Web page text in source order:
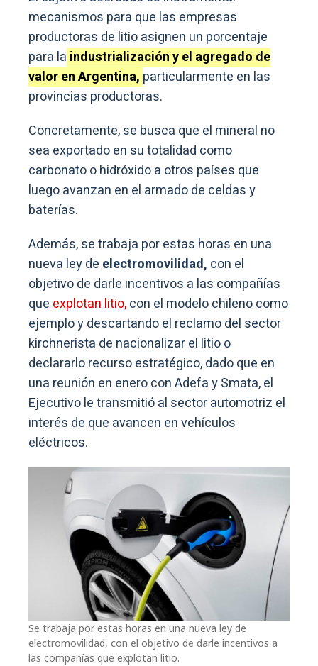
mecanismos para que las empresas
productoras de litio asignen un porcentaje
para la industrialización y el agregado de
valor en Argentina, particularmente en las
provincias productoras.
Concretamente, se busca que el mineral no
sea exportado en su totalidad como
carbonato o hidróxido a otros países que
luego avanzan en el armado de celdas y
baterías.
Además, se trabaja por estas horas en una
nueva ley de electromovilidad, con el
objetivo de darle incentivos a las compañías
queexplotan litio,con el modelo chileno como
ejemplo y descartando el reclamo del sector
kirchnerista de nacionalizar el litio o
declararlo recurso estratégico, dado que en
una reunión en enero con Adefa y Smata, el
Ejecutivo le transmitió al sector automotriz el
interés de que avancen en vehículos
eléctricos.
Se trabaja por estas horas en una nueva ley de
electromovilidad, con el objetivo de darle incentivos a
las compañías que explotan litio.